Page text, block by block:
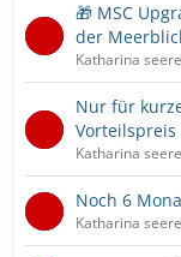
🎁 MSC
der
Katharina
Nur für
Vorteilspreis
Katharina
Noch 6
Katharina